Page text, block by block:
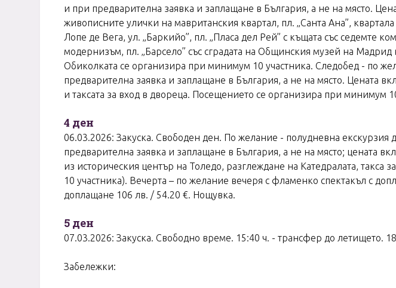
и при предварителна заявка и заплащане в България, а не на място.
живописните улички на мавританския квартал, пл. „Санта Ана”,
Лопе де Вега, ул. „Баркийо”, пл. „Пласа дел Рей” с къщата със седемте
модернизъм, пл. „Барсело” със сградата на Общинския музей на Мадрид
Обиколката се организира при минимум 10 участника. Следобед - по
предварителна заявка и заплащане в България, а не на място. Цената
и таксата за вход в двореца. Посещението се организира при минимум
4 ден
06.03.2026: Закуска. Свободен ден. По желание - полудневна екскурзия
предварителна заявка и заплащане в България, а не на място; цената
из историческия център на Толедо, разглеждане на Катедралата,
10 участника). Вечерта – по желание вечеря с фламенко спектакъл с
доплащане 106 лв. / 54.20 €. Нощувка.
5 ден
07.03.2026: Закуска. Свободно време. 15:40 ч. - трансфер до летището.
Забележки: